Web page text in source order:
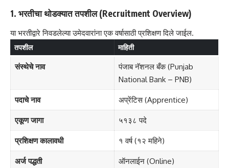
1. भरतीचा थोडक्यात तपशील (Recruitment Overview)
या भरतीद्वारे निवडलेल्या उमेदवारांना एक वर्षासाठी प्रशिक्षण दिले जाईल.
तपशील माहिती
संस्थेचे नाव
पंजाब नॅशनल बँक (Punjab
National Bank – PNB)
पदाचे नाव अप्रेंटिस (Apprentice)
एकूण जागा ५१३८ पदे
प्रशिक्षण कालावधी १ वर्ष (१२ महिने)
अर्ज पद्धती ऑनलाईन (Online)